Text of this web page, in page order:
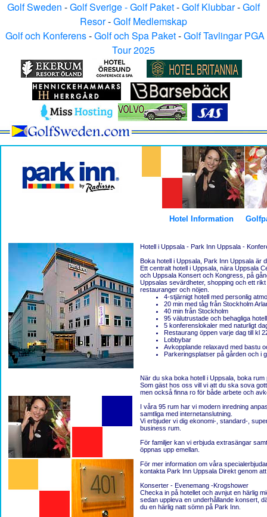
Golf Sweden -Golf Sverige - Golf Paket-Golf Klubbar-Golf
Resor-Golf Medlemskap
Golf och Konferens-Golf och Spa Paket-Golf Tavlingar PGA
Tour 2025
Hotel Information
Hotell i Uppsala - Park Inn Uppsala -
Boka hotell i Uppsala, Park Inn Uppsala är
Ett centralt hotell i Uppsala, nära Uppsala
och Uppsala Konsert och Kongress, på
Uppsalas sevärdheter, shopping och ett
restauranger och nöjen.
4-stjärnigt hotell med personlig
20 min med tåg från Stockholm
40 min från Stockholm
95 välutrustade och behagliga
5 konferenslokaler med naturligt
Restaurang öppen varje dag till kl
Lobbybar
Avkopplande relaxavd med bastu
Parkeringsplatser på gården och i
När du ska boka hotell i Uppsala, boka
Som gäst hos oss vill vi att du ska sova
men också finna ro för både arbete och
I våra 95 rum har vi modern inredning
samtliga med internetanslutning.
Vi erbjuder vi dig ekonomi-, standard-,
business rum.
För familjer kan vi erbjuda extrasängar
öppnas upp emellan.
För mer information om våra
kontakta Park Inn Uppsala Direkt genom
Konserter - Evenemang -Krogshower
Checka in på hotellet och avnjut en härlig
sedan uppleva en underhållande konsert,
du en härlig natt sömn på Park Inn.